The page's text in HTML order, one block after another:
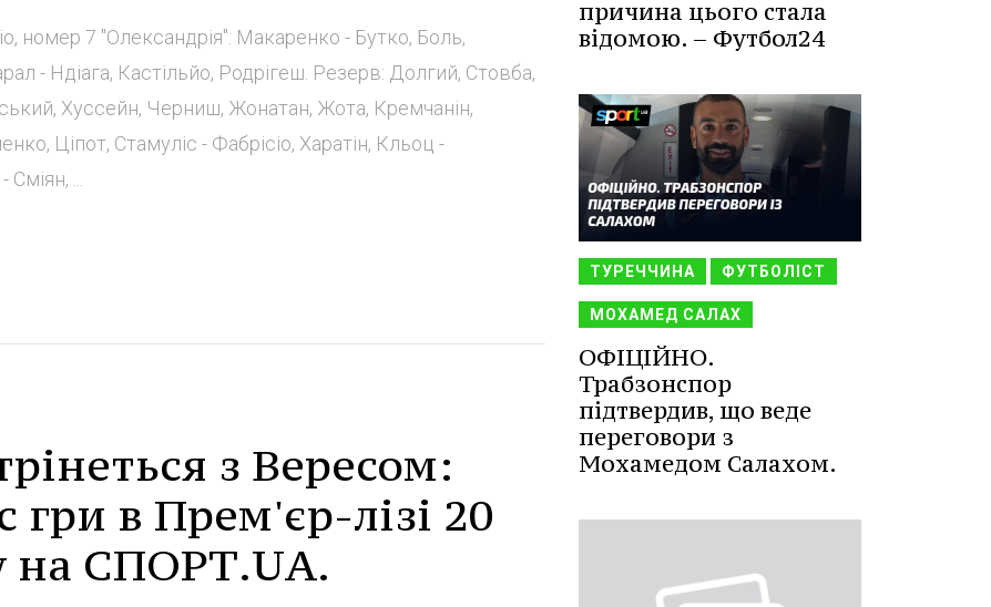
номер 7 "Олександрія": Макаренко - Бутко, Боль,
- Ндіага, Кастільйо, Родрігеш. Резерв: Долгий, Стовба,
Хуссейн, Черниш, Жонатан, Жота, Кремчанін,
Ціпот, Стамуліс - Фабрісіо, Харатін, Кльоц -
...
з Вересом:
гри в Прем'єр-лізі 20
на СПОРТ.UA.
причина цього стала
відомою. – Футбол24
ТУРЕЧЧИНА ФУТБОЛІСТ
МОХАМЕД САЛАХ
ОФІЦІЙНО.
Трабзонспор
підтвердив, що веде
переговори з
Мохамедом Салахом.